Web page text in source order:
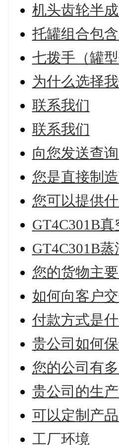
机头齿轮半
托罐组合包
七拨手（罐型
为什么选择
联系我们
联系我们
向您发送查
您是直接制
您可以提供
GT4C301B
GT4C301B
您的货物主
如何向客户
付款方式是
贵公司如何
您的公司有
贵公司的生
可以定制产
工厂环境